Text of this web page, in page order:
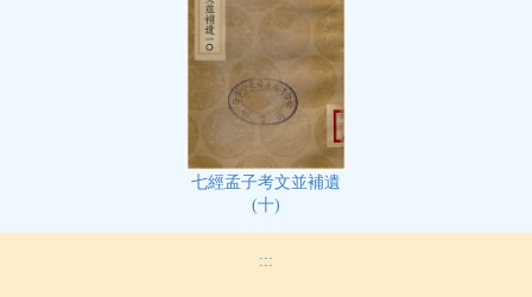
七經孟子考文並補遺
(十)
:::